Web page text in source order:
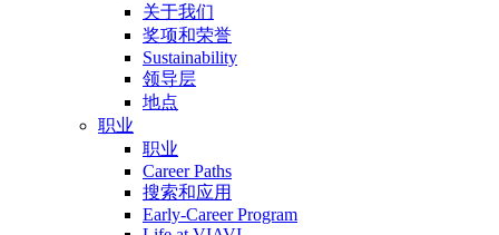
关于我们
奖项和荣誉
Sustainability
领导层
地点
职业
职业
Career Paths
搜索和应用
Early-Career Program